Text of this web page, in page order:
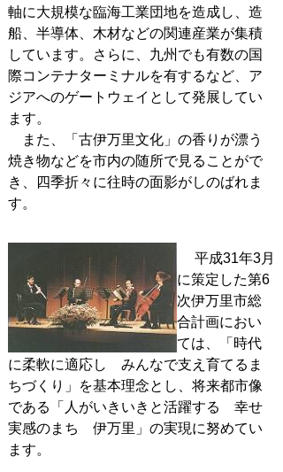
軸に大規模な臨海工業団地を造成し、造
船、半導体、木材などの関連産業が集積
しています。さらに、九州でも有数の国
際コンテナターミナルを有するなど、ア
ジアへのゲートウェイとして発展してい
ます。
また、「古伊万里文化」の香りが漂う
焼き物などを市内の随所で見ることがで
き、四季折々に往時の面影がしのばれま
す。
平成31年3月
に策定した第6
次伊万里市総
合計画におい
ては、「時代
に柔軟に適応し みんなで支え育てるま
ちづくり」を基本理念とし、将来都市像
である「人がいきいきと活躍する 幸せ
実感のまち 伊万里」の実現に努めてい
ます。